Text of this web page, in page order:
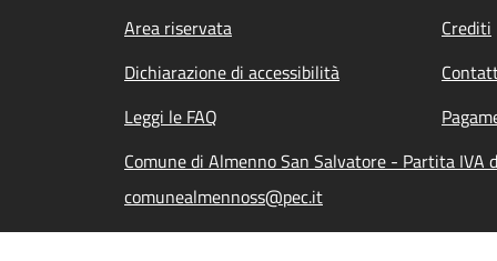
Footer menu
Area riservata
Crediti
Dichiarazione di accessibilità
Leggi le FAQ
Comune di Almenno San Salvatore - Partita
comunealmennoss@pec.it